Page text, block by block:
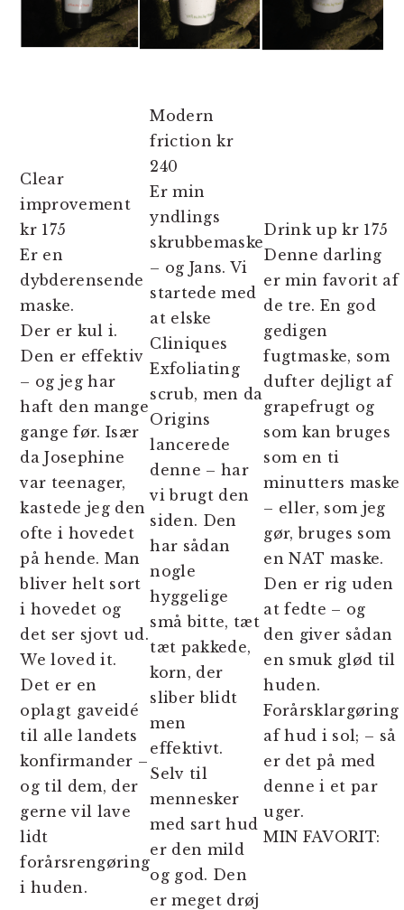
Clear
improvement
kr 175
Er en
dybderensende
maske.
Der er kul i.
Den er effektiv
– og jeg har
haft den mange
gange før. Især
da Josephine
var teenager,
kastede jeg den
ofte i hovedet
på hende. Man
bliver helt sort
i hovedet og
det ser sjovt ud.
We loved it.
Det er en
oplagt gaveidé
til alle landets
konfirmander –
og til dem, der
gerne vil lave
lidt
forårsrengøring
i huden.
Modern
friction kr
240
Er min
yndlings
skrubbemaske
– og Jans. Vi
startede med
at elske
Cliniques
Exfoliating
scrub, men da
Origins
lancerede
denne – har
vi brugt den
siden. Den
har sådan
nogle
hyggelige
små bitte, tæt
tæt pakkede,
korn, der
sliber blidt
men
effektivt.
Selv til
mennesker
med sart hud
er den mild
og god. Den
er meget drøj
Drink up kr 175
Denne darling
er min favorit af
de tre. En god
gedigen
fugtmaske, som
dufter dejligt af
grapefrugt og
som kan bruges
som en ti
minutters maske
– eller, som jeg
gør, bruges som
en NAT maske.
Den er rig uden
at fedte – og
den giver sådan
en smuk glød til
huden.
Forårsklargøring
af hud i sol; – så
er det på med
denne i et par
uger.
MIN FAVORIT: